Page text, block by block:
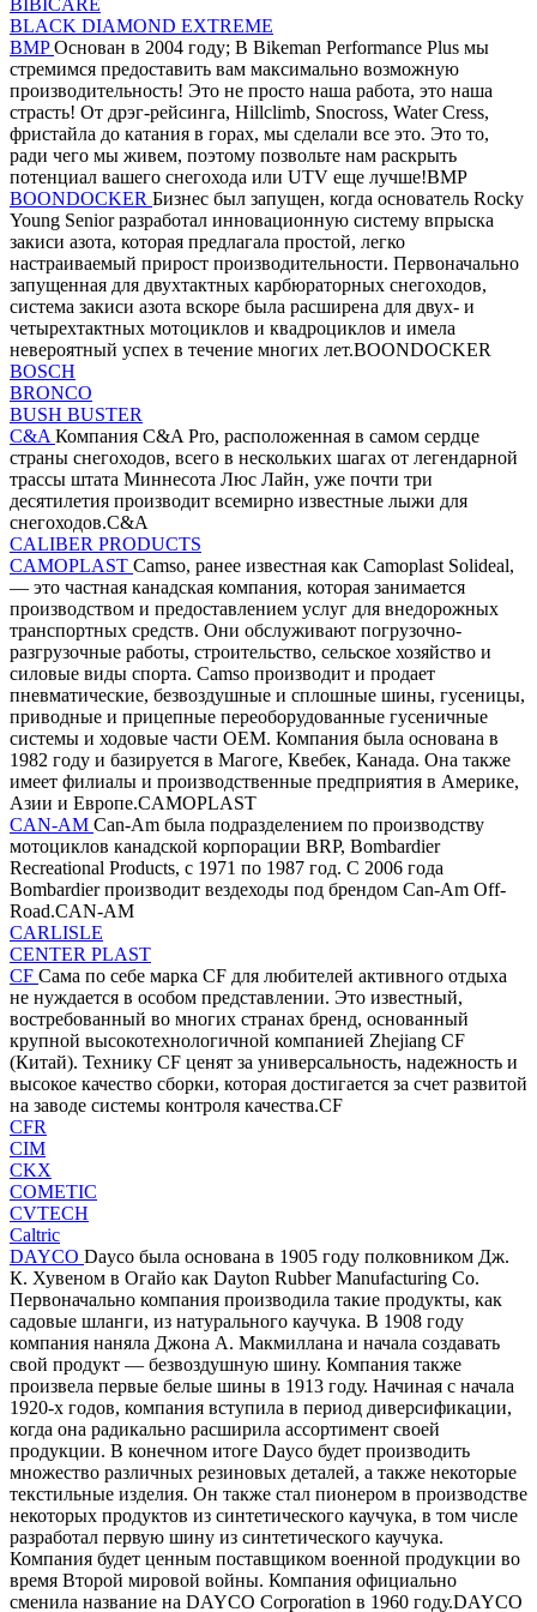
BLACK DIAMOND EXTREME
BMPОснован в 2004 году; В Bikeman Performance Plus мы
стремимся предоставить вам максимально возможную
производительность! Это не просто наша работа, это наша
страсть! От дрэг-рейсинга, Hillclimb, Snocross, Water Cress,
фристайла до катания в горах, мы сделали все это. Это то,
ради чего мы живем, поэтому позвольте нам раскрыть
потенциал вашего снегохода или UTV еще лучше!BMP
BOONDOCKER Бизнес был запущен, когда основатель Rocky
Young Senior разработал инновационную систему впрыска
закиси азота, которая предлагала простой, легко
настраиваемый прирост производительности. Первоначально
запущенная для двухтактных карбюраторных снегоходов,
система закиси азота вскоре была расширена для двух- и
четырехтактных мотоциклов и квадроциклов и имела
невероятный успех в течение многих лет.BOONDOCKER
BOSCH
BRONCO
BUSH BUSTER
C&A Компания C&A Pro, расположенная в самом сердце
страны снегоходов, всего в нескольких шагах от легендарной
трассы штата Миннесота Люс Лайн, уже почти три
десятилетия производит всемирно известные лыжи для
снегоходов.C&A
CALIBER PRODUCTS
CAMOPLAST Camso, ранее известная как Camoplast Solideal,
— это частная канадская компания, которая занимается
производством и предоставлением услуг для внедорожных
транспортных средств. Они обслуживают погрузочно-
разгрузочные работы, строительство, сельское хозяйство и
силовые виды спорта. Camso производит и продает
пневматические, безвоздушные и сплошные шины, гусеницы,
приводные и прицепные переоборудованные гусеничные
системы и ходовые части OEM. Компания была основана в
1982 году и базируется в Магоге, Квебек, Канада. Она также
имеет филиалы и производственные предприятия в Америке,
Азии и Европе.CAMOPLAST
CAN-AM Can-Am была подразделением по производству
мотоциклов канадской корпорации BRP, Bombardier
Recreational Products, с 1971 по 1987 год. С 2006 года
Bombardier производит вездеходы под брендом Can-Am Off-
Road.CAN-AM
CARLISLE
CENTER PLAST
CF Сама по себе марка CF для любителей активного отдыха
не нуждается в особом представлении. Это известный,
востребованный во многих странах бренд, основанный
крупной высокотехнологичной компанией Zhejiang CF
(Китай). Технику CF ценят за универсальность, надежность и
высокое качество сборки, которая достигается за счет развитой
на заводе системы контроля качества.CF
CFR
CIM
CKX
COMETIC
CVTECH
Caltric
DAYCO Dayco была основана в 1905 году полковником Дж.
К. Хувеном в Огайо как Dayton Rubber Manufacturing Co.
Первоначально компания производила такие продукты, как
садовые шланги, из натурального каучука. В 1908 году
компания наняла Джона А. Макмиллана и начала создавать
свой продукт — безвоздушную шину. Компания также
произвела первые белые шины в 1913 году. Начиная с начала
1920-х годов, компания вступила в период диверсификации,
когда она радикально расширила ассортимент своей
продукции. В конечном итоге Dayco будет производить
множество различных резиновых деталей, а также некоторые
текстильные изделия. Он также стал пионером в производстве
некоторых продуктов из синтетического каучука, в том числе
разработал первую шину из синтетического каучука.
Компания будет ценным поставщиком военной продукции во
время Второй мировой войны. Компания официально
сменила название на DAYCO Corporation в 1960 году.DAYCO